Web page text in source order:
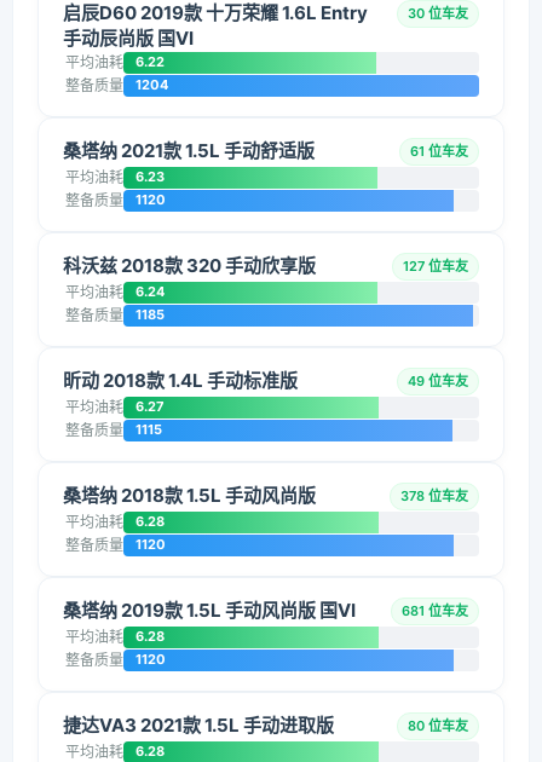
启辰D60 2019款 十万荣耀 1.6L Entry
手动辰尚版 国VI
30 位车友
平均油耗 6.22
整备质量 1204
桑塔纳 2021款 1.5L 手动舒适版 61 位车友
平均油耗 6.23
整备质量 1120
科沃兹 2018款 320 手动欣享版 127 位车友
平均油耗 6.24
整备质量 1185
昕动 2018款 1.4L 手动标准版 49 位车友
平均油耗 6.27
整备质量 1115
桑塔纳 2018款 1.5L 手动风尚版 378 位车友
平均油耗 6.28
整备质量 1120
桑塔纳 2019款 1.5L 手动风尚版 国VI 681 位车友
平均油耗 6.28
整备质量 1120
捷达VA3 2021款 1.5L 手动进取版 80 位车友
平均油耗 6.28